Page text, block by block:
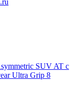
SUV AT с
Ultra Grip 8